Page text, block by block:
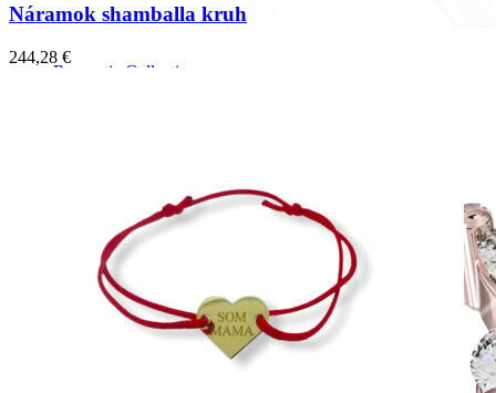
Romantic Collection
Náramok shamballa kruh
244,28 €